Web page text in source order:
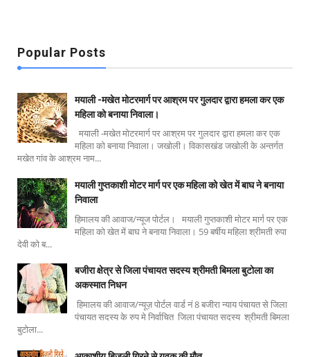
Popular Posts
मयाली -मखेत मोटरमार्ग पर आश्रम पर गुलदार द्वारा हमला कर एक
महिला को बनाया निवाला।
मयाली -मखेत मोटरमार्ग पर आश्रम पर गुलदार द्वारा हमला कर एक
महिला को बनाया निवाला। जखोली। विकासखंड जखोली के अन्तर्गत
मखेत गांव के आश्रम नाम...
मयाली गुप्तकाशी मोटर मार्ग पर एक महिला को खेत में बाघ ने बनाया
निवाला
हिमालय की आवाज/न्यूज पोर्टल। मयाली गुप्तकाशी मोटर मार्ग पर एक
महिला को खेत में बाघ ने बनाया निवाला। 59 बर्षीय महिला श्रीमती रुपा
देवी को ब...
बजीरा क्षेत्र से जिला पंचायत सदस्य श्रीमती बिमला बुटोला का
अकस्मात निधन
हिमालय की आवाज/न्यूज़ पोर्टल वार्ड नं 8 बजीरा न्याय पंचायत से जिला
पंचायत सदस्य के रुप मे निर्वाचित जिला पंचायत सदस्य श्रीमती बिमला
बुटोला...